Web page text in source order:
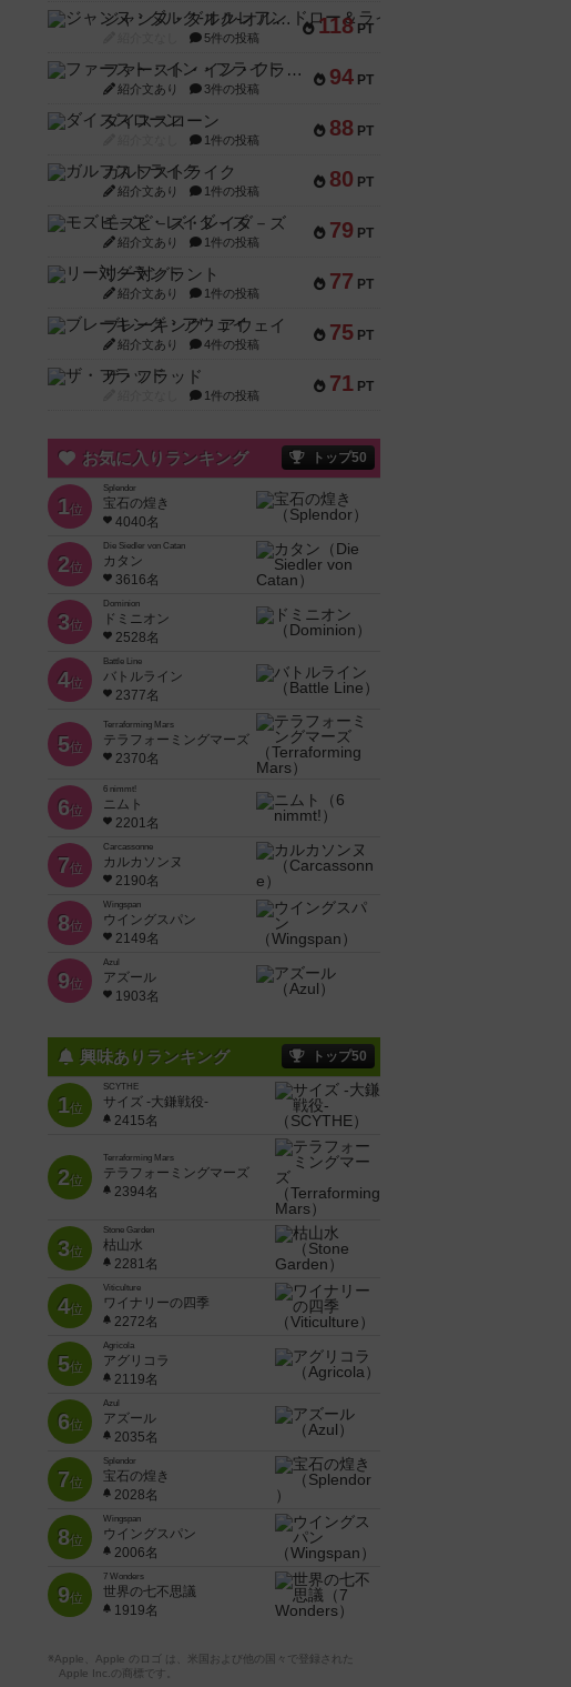
118 PT
ジャンヌ・ダルク-オルレアン ドロー＆ライト
5件の投稿
94 PT
ファースト・イン・フライト
紹介文あり 3件の投稿
88 PT
ダイススローン
1件の投稿
80 PT
ガルフストライク
紹介文あり 1件の投稿
79 PT
モズビ－ズ・レイダ－ズ
紹介文あり 1件の投稿
77 PT
リー対グラント
紹介文あり 1件の投稿
75 PT
ブレーキング・アウェイ
紹介文あり 4件の投稿
71 PT
ザ・フラッド
1件の投稿
お気に入りランキング トップ50
1位
Splendor
宝石の煌き
4040名
2位
Die Siedler von Catan
カタン
3616名
3位
Dominion
ドミニオン
2528名
4位
Battle Line
バトルライン
2377名
5位
Terraforming Mars
テラフォーミングマーズ
2370名
6位
6 nimmt!
ニムト
2201名
7位
Carcassonne
カルカソンヌ
2190名
8位
Wingspan
ウイングスパン
2149名
9位
Azul
アズール
1903名
興味ありランキング トップ50
1位
SCYTHE
サイズ -大鎌戦役-
2415名
2位
Terraforming Mars
テラフォーミングマーズ
2394名
3位
Stone Garden
枯山水
2281名
4位
Viticulture
ワイナリーの四季
2272名
5位
Agricola
アグリコラ
2119名
6位
Azul
アズール
2035名
7位
Splendor
宝石の煌き
2028名
8位
Wingspan
ウイングスパン
2006名
9位
7 Wonders
世界の七不思議
1919名
※Apple、Apple のロゴ は、米国および他の国々で登録された
Apple Inc.の商標です。